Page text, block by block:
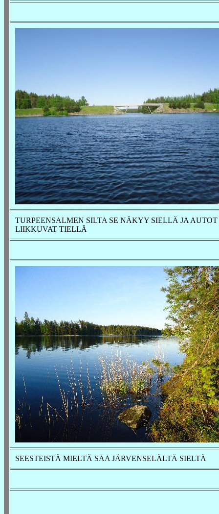
TURPEENSALMEN SILTA SE NÄKYY SIELLÄ JA AUTOT
LIIKKUVAT TIELLÄ
SEESTEISTÄ MIELTÄ SAA JÄRVENSELÄLTÄ SIELTÄ